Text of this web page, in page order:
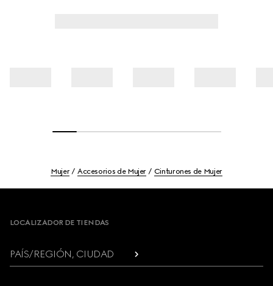
Mujer Accesorios de Mujer Cinturones de Mujer
LOCALIZADOR DE TIENDAS
PAÍS/REGIÓN, CIUDAD